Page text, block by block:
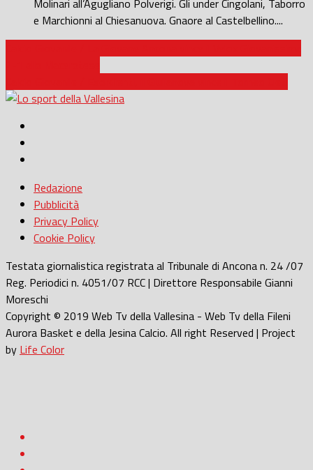
e Marchionni al Chiesanuova. Gnaore al Castelbellino....
Redazione
Pubblicità
Privacy Policy
Cookie Policy
Testata giornalistica registrata al Tribunale di Ancona n. 24 /07
Reg. Periodici n. 4051/07 RCC | Direttore Responsabile Gianni
Moreschi
Copyright © 2019 Web Tv della Vallesina - Web Tv della Fileni
Aurora Basket e della Jesina Calcio. All right Reserved | Project
by Life Color